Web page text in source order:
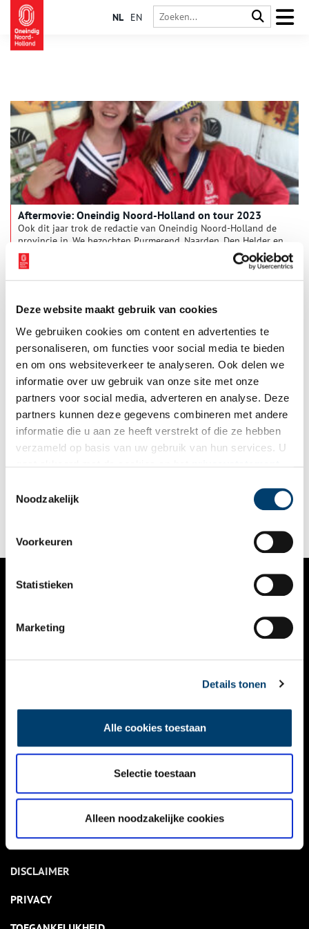
Deze website maakt gebruik van cookies
We gebruiken cookies om content en advertenties te
personaliseren, om functies voor social media te bieden
en om ons websiteverkeer te analyseren. Ook delen we
informatie over uw gebruik van onze site met onze
partners voor social media, adverteren en analyse. Deze
partners kunnen deze gegevens combineren met andere
informatie die u aan ze heeft verstrekt of die ze hebben
verzameld op basis van uw gebruik van hun services. U
Noodzakelijk
Voorkeuren
Statistieken
Marketing
Details tonen
Alle cookies toestaan
Selectie toestaan
Alleen noodzakelijke cookies
NL EN
Aftermovie: Oneindig Noord-Holland on tour 2023
Ook dit jaar trok de redactie van Oneindig Noord-Holland de
provincie in. We bezochten Purmerend, Naarden, Den Helder en
Haarlem om alle Noord-Hollanders te laten kennismaken met
de geschiedenis van hun provincie. Bekijk de aftermovie van
de tour en beleef onze avonturen mee!
Open Monumentendag: ONH in Paviljoen Welgelegen
Tijdens Open Monumentendag op zondag 10 september is de
redactie van Oneindig Noord-Holland te vinden in het
Paviljoen Welgelegen verkennen of de redactieleden het hemd
van het lijf vragen over de geschiedenis van Noord-Holland.
NIEUWS
KALENDER
ACTIVITEITEN
NIEUWSBRIEF
DISCLAIMER
PRIVACY